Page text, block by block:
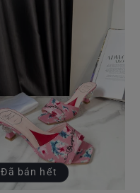
Đã bán hết